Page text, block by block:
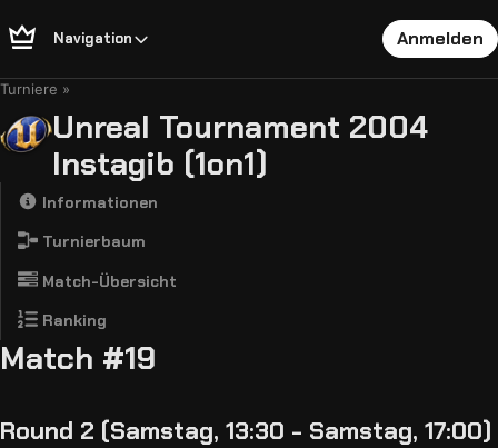
Navigation Anmelden
Turniere
Unreal Tournament 2004
Instagib (1on1)
Informationen
Turnierbaum
Match-Übersicht
Ranking
Match #19
Round 2 (Samstag, 13:30 - Samstag, 17:00)